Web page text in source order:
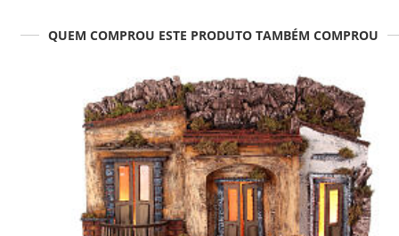
QUEM COMPROU ESTE PRODUTO TAMBÉM COMPROU